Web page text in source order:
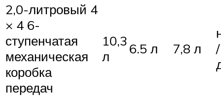
2,0-литровый 4
× 4 6-
ступенчатая
механическая
коробка
передач
10,3
л
6.5 л 7,8 л
/